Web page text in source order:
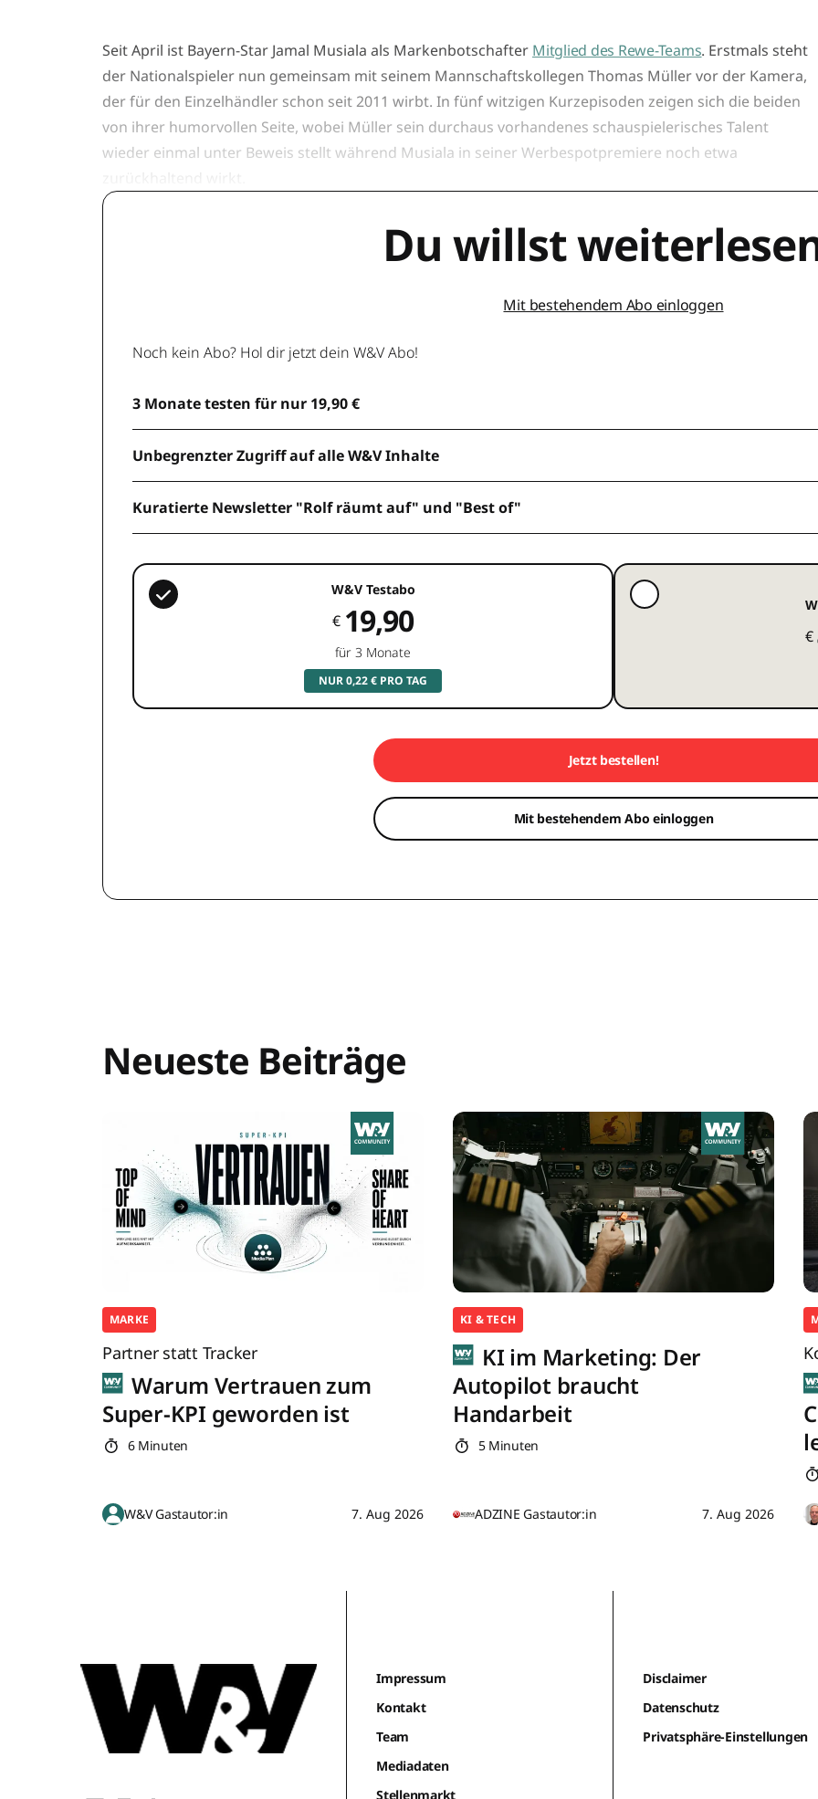
Seit April ist Bayern-Star Jamal Musiala als Markenbotschafter Mitglied des Rewe-Teams. Erstmals steht
der Nationalspieler nun gemeinsam mit seinem Mannschaftskollegen Thomas Müller vor der Kamera,
der für den Einzelhändler schon seit 2011 wirbt. In fünf witzigen Kurzepisoden zeigen sich die beiden
von ihrer humorvollen Seite, wobei Müller sein durchaus vorhandenes schauspielerisches Talent
wieder einmal unter Beweis stellt während Musiala in seiner Werbespotpremiere noch etwa
Du willst
Mit bestehendem Abo einloggen
Noch kein Abo? Hol dir jetzt dein W&V Abo!
3 Monate testen für nur 19,90 €
Unbegrenzter Zugriff auf alle W&V Inhalte
Kuratierte Newsletter "Rolf räumt auf" und "Best of"
W&V Testabo
€ 19,90
für 3 Monate
NUR 0,22 € PRO TAG
€
Jetzt bestellen!
Mit bestehendem Abo einloggen
Neueste Beiträge
MARKE
Partner statt Tracker
Warum Vertrauen zum
Super-KPI geworden ist
6 Minuten
W&V Gastautor:in 7. Aug 2026
KI & TECH
KI im Marketing: Der
Autopilot braucht
Handarbeit
5 Minuten
ADZINE Gastautor:in 7. Aug 2026
Impressum
Kontakt
Team
Mediadaten
Stellenmarkt
Disclaimer
Datenschutz
Privatsphäre-Einstellungen